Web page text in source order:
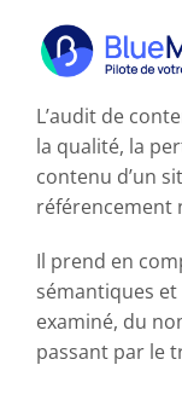
contenu
Expertises
Externalisation
Réalisations
L’audit de
la qualité, la
contenu d’un
référencement
Il prend en
sémantiques
examiné, du
passant par le